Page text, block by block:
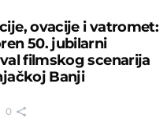
ovacije i vatromet:
50. jubilarni
filmskog scenarija
Banji
0